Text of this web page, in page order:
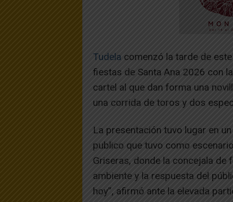
Tudela comenzó la tarde de
fiestas de Santa Ana 2026 con
cartel al que dan forma una
una corrida de toros y dos
La presentación tuvo lugar en
publico que tuvo como
Griseras, donde la concejala de
ambiente y la respuesta del
hoy”, afirmó ante la elevada